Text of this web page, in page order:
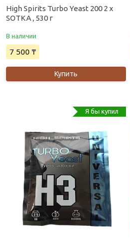
High Spirits Turbo Yeast 200 2 х
SOTKA , 530 г
В наличии
7 500 ₸
Купить
Я бы купил